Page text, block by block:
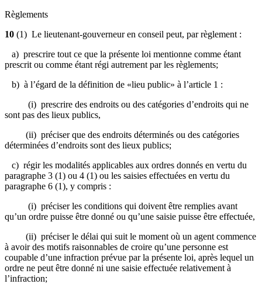
Règlements
10 (1) Le lieutenant-gouverneur en conseil peut, par règlement :
a) prescrire tout ce que la présente loi mentionne comme étant
prescrit ou comme étant régi autrement par les règlements;
b) à l’égard de la définition de «lieu public» à l’article 1 :
(i) prescrire des endroits ou des catégories d’endroits qui ne
sont pas des lieux publics,
(ii) préciser que des endroits déterminés ou des catégories
déterminées d’endroits sont des lieux publics;
c) régir les modalités applicables aux ordres donnés en vertu du
paragraphe 3 (1) ou 4 (1) ou les saisies effectuées en vertu du
paragraphe 6 (1), y compris :
(i) préciser les conditions qui doivent être remplies avant
qu’un ordre puisse être donné ou qu’une saisie puisse être effectuée,
(ii) préciser le délai qui suit le moment où un agent commence
à avoir des motifs raisonnables de croire qu’une personne est
coupable d’une infraction prévue par la présente loi, après lequel un
ordre ne peut être donné ni une saisie effectuée relativement à
l’infraction;